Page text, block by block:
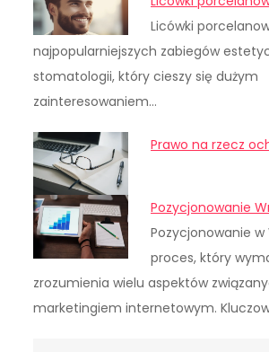
Licówki
najpopularniejszych zabiegów
stomatologii, który cieszy się dużym
zainteresowaniem…
Prawo na rzecz
Pozycjonowanie
Pozycjonowanie w
proces, który
zrozumienia wielu aspektów
marketingiem internetowym.